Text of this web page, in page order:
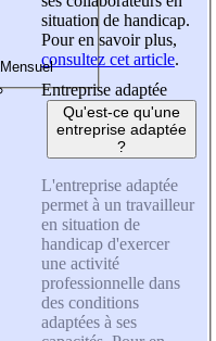
situation de handicap.
Pour en savoir plus,
consultez cet article.
Entreprise adaptée
Qu'est-ce qu'une
entreprise adaptée
?
L'entreprise adaptée
permet à un travailleur
en situation de
handicap d'exercer
une activité
professionnelle dans
des conditions
adaptées à ses